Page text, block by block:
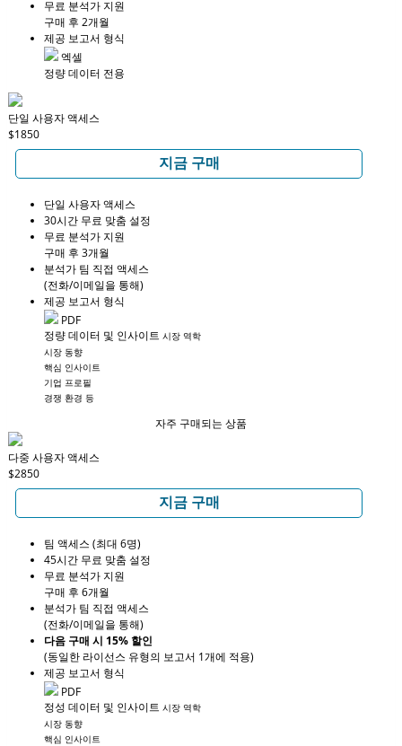
무료 분석가 지원
구매 후 2개월
제공 보고서 형식
엑셀
정량 데이터 전용
단일 사용자 액세스
$1850
지금 구매
단일 사용자 액세스
30시간 무료 맞춤 설정
무료 분석가 지원
구매 후 3개월
분석가 팀 직접 액세스
(전화/이메일을 통해)
제공 보고서 형식
PDF
정량 데이터 및 인사이트 시장 역학
시장 동향
핵심 인사이트
기업 프로필
경쟁 환경 등
자주 구매되는 상품
다중 사용자 액세스
$2850
지금 구매
팀 액세스 (최대 6명)
45시간 무료 맞춤 설정
무료 분석가 지원
구매 후 6개월
분석가 팀 직접 액세스
(전화/이메일을 통해)
다음 구매 시 15% 할인
(동일한 라이선스 유형의 보고서 1개에 적용)
제공 보고서 형식
PDF
정성 데이터 및 인사이트 시장 역학
시장 동향
핵심 인사이트